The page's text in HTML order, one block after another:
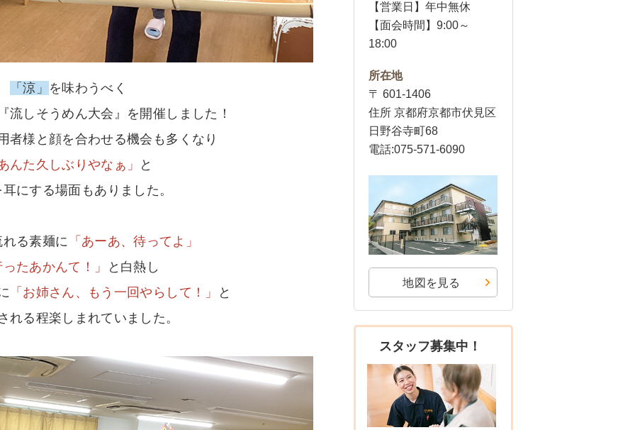
「涼」 を味わうべく
流しそうめん大会』を開催しました！
者様と顔を合わせる機会も多くなり
んた久しぶりやなぁ」
と
にする場面もありました。
る素麺に 「あーあ、待ってよ」
たあかんて！」
と白熱し
「お姉さん、もう一回やらして！」
と
れる程楽しまれていました。
【営業日】年中無休
【面会時間】9:00～
18:00
所在地
〒 601-1406
住所 京都府京都市伏見区
日野谷寺町68
電話:075-571-6090
地図を見る
スタッフ募集中！